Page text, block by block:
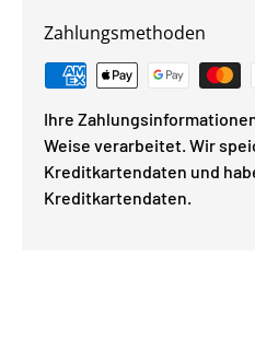
Zahlungsmethoden
Ihre
Weise verarbeitet. Wir
Kreditkartendaten und
Kreditkartendaten.